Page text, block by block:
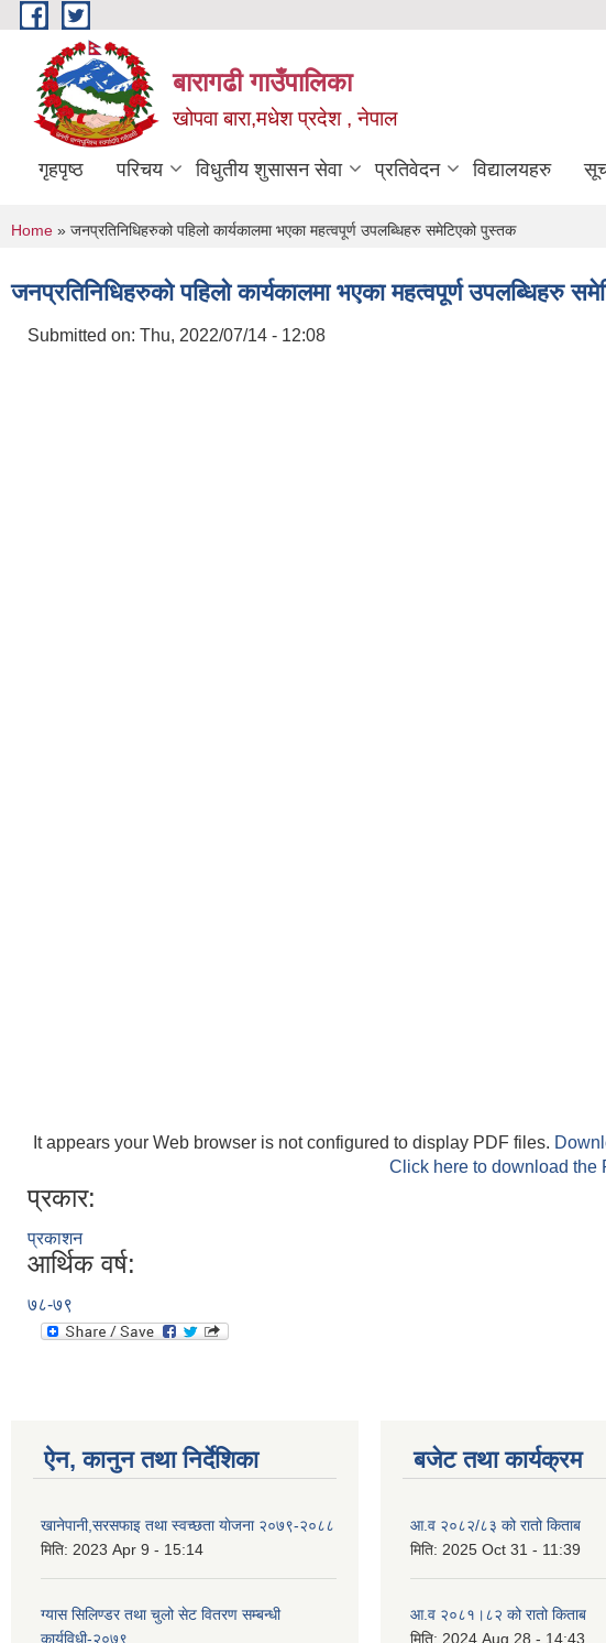
Skip to main content
बारागढी गाउँपालिका
खोपवा बारा,मधेश प्रदेश , नेपाल
गृहपृष्ठ परिचय विधुतीय शुसासन सेवा प्रतिवेदन विद्यालयहरु
You are here
Home » जनप्रतिनिधिहरुको पहिलो कार्यकालमा भएका महत्वपूर्ण उपलब्धिहरु समेटिएको पुस्तक
जनप्रतिनिधिहरुको पहिलो कार्यकालमा भएका महत्वपूर्ण उपलब्धिहरु
Submitted on: Thu, 2022/07/14 - 12:08
It appears your Web browser is not configured to display PDF files.
Click here to download the
प्रकार:
प्रकाशन
आर्थिक वर्ष:
७८-७९
ऐन, कानुन तथा निर्देशिका
खानेपानी,सरसफाइ तथा स्वच्छता याेजना २०७९-२०८८
मिति: 2023 Apr 9 - 15:14
ग्यास सिलिण्डर तथा चुलो सेट वितरण सम्बन्धी
कार्यविधी-२०७९
बजेट तथा कार्यक्रम
आ.व २०८२/८३ को रातो किताब
मिति: 2025 Oct 31 - 11:39
आ.व २०८१।८२ को रातो किताब
मिति: 2024 Aug 28 - 14:43